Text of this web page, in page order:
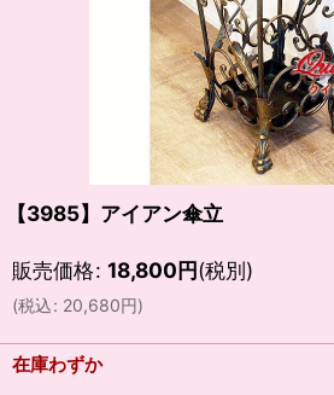
【3985】アイアン傘立
販売価格: 18,800円(税別)
(税込: 20,680円)
在庫わずか